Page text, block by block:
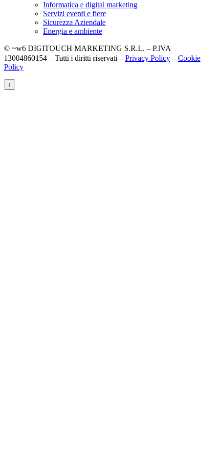
Informatica e digital marketing
Servizi eventi e fiere
Sicurezza Aziendale
Energia e ambiente
© ~w6 DIGITOUCH MARKETING S.R.L. – P.IVA
13004860154 – Tutti i diritti riservati – Privacy Policy – Cookie
Policy
↑